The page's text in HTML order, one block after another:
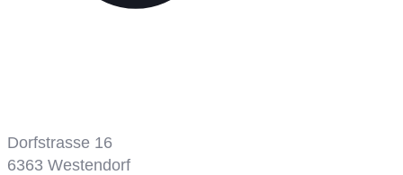
Dorfstrasse 16
6363 Westendorf